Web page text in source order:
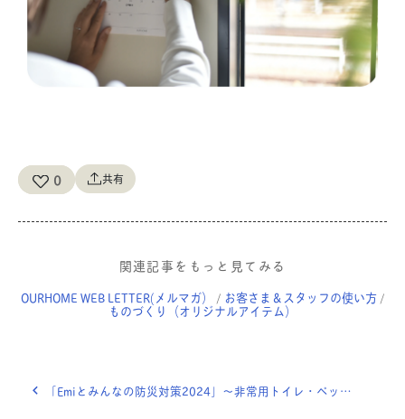
0 共有
関連記事をもっと見てみる
OURHOME WEB LETTER(メルマガ） / お客さま＆スタッフの使い方/
ものづくり（オリジナルアイテム）
「Emiとみんなの防災対策2024」〜非常用トイレ・ペット・キャンプ用品・リュックの中身〜